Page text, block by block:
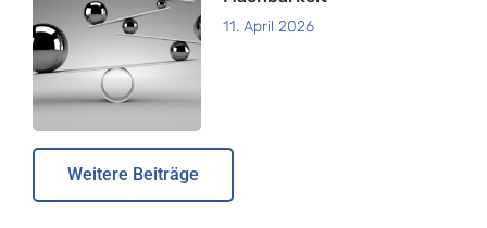
11. April 2026
Weitere Beiträge